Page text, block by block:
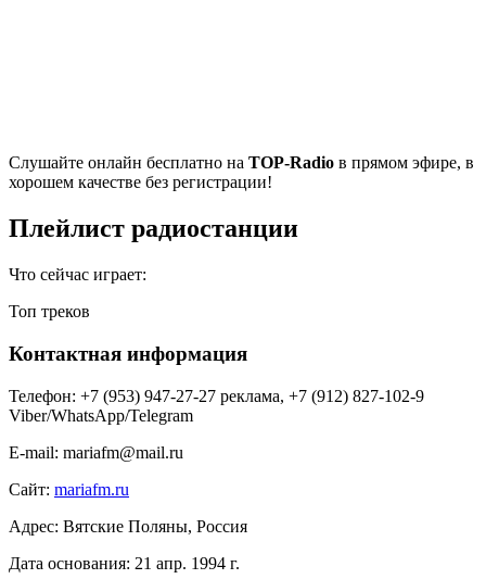
Cлушайте онлайн бесплатно на TOP-Radio в прямом эфире, в
хорошем качестве без регистрации!
Плейлист радиостанции
Что сейчас играет:
Топ треков
Контактная информация
Телефон: +7 (953) 947-27-27 реклама, +7 (912) 827-102-9
Viber/WhatsApp/Telegram
E-mail: mariafm@mail.ru
Сайт: mariafm.ru
Адрес: Вятские Поляны, Россия
Дата основания: 21 апр. 1994 г.